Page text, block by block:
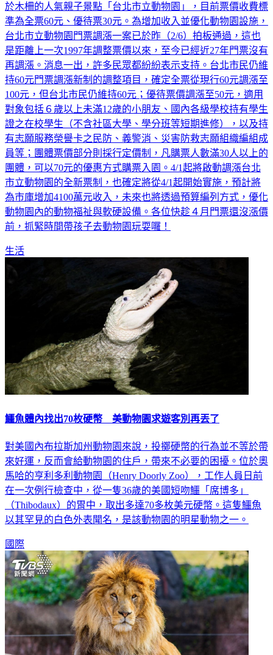
於木柵的人氣親子景點「台北市立動物園」，目前票價收費標
準為全票60元、優待票30元。為增加收入並優化動物園設施，
台北市立動物園門票調漲一案已於昨（2/6）拍板通過，這也
是距離上一次1997年調整票價以來，至今已經近27年門票沒有
再調漲。消息一出，許多民眾都紛紛表示支持。台北市民仍維
持60元門票調漲新制的調整項目，確定全票從現行60元調漲至
100元，但台北市民仍維持60元；優待票價調漲至50元，適用
對象包括６歲以上未滿12歲的小朋友、國內各級學校持有學生
證之在校學生（不含社區大學、學分班等短期進修），以及持
有志願服務榮譽卡之民防、義警消、災害防救志願組織編組成
員等；團體票價部分則採行定價制，凡購票人數滿30人以上的
團體，可以70元的優惠方式購票入園。4/1起將啟動調漲台北
市立動物園的全新票制，也確定將從4/1起開始實施，預計將
為市庫增加4100萬元收入，未來也將透過預算編列方式，優化
動物園內的動物福祉與軟硬設備。各位快趁４月門票還沒漲價
前，抓緊時間帶孩子去動物園玩耍囉！
生活
鱷魚體內找出70枚硬幣 美動物園求遊客別再丟了
對美國內布拉斯加州動物園來說，投擲硬幣的行為並不等於帶
來好運，反而會給動物園的住戶，帶來不必要的困擾。位於奧
馬哈的亨利多利動物園（Henry Doorly Zoo），工作人員日前
在一次例行檢查中，從一隻36歲的美國短吻鱷「席博多」
（Thibodaux）的胃中，取出多達70多枚美元硬幣。這隻鱷魚
以其罕見的白色外表聞名，是該動物園的明星動物之一。
國際